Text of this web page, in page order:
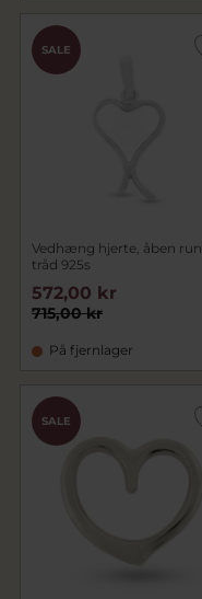
SALE
Vedhæng hjerte, åben
tråd 925s
715,00 kr
572,00 kr
På fjernlager
SALE